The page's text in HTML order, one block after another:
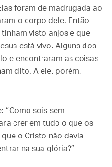
foram de madrugada ao
o corpo dele. Então
visto anjos e que
está vivo. Alguns dos
e encontraram as coisas
dito. A ele, porém,
“Como sois sem
crer em tudo o que os
o Cristo não devia
na sua glória?”